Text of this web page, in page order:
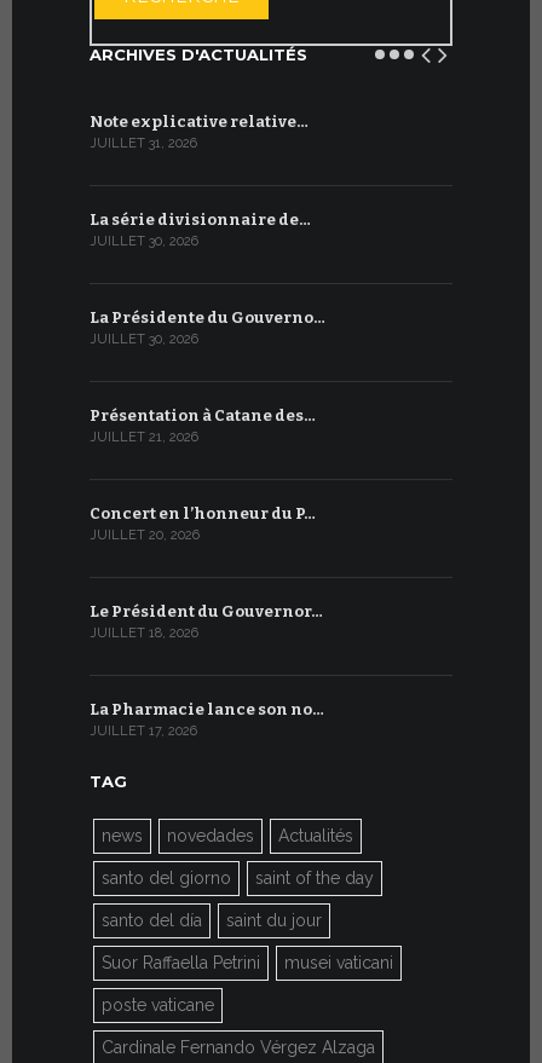
ARCHIVES D'ACTUALITÉS
Note explicative relative…
JUILLET 31, 2026
La série divisionnaire de…
JUILLET 30, 2026
La Présidente du Gouverno…
JUILLET 30, 2026
Présentation à Catane des…
JUILLET 21, 2026
Concert en l’honneur du P…
JUILLET 20, 2026
Le Président du Gouvernor…
JUILLET 18, 2026
La Pharmacie lance son no…
JUILLET 17, 2026
TAG
news novedades Actualités
santo del giorno saint of the day
santo del día saint du jour
Suor Raffaella Petrini musei vaticani
poste vaticane
Cardinale Fernando Vérgez Alzaga